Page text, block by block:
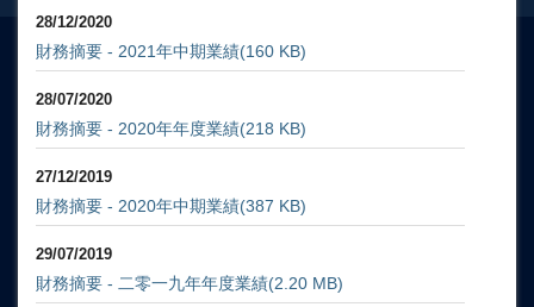
28/12/2020
財務摘要 - 2021年中期業績(160 KB)
28/07/2020
財務摘要 - 2020年年度業績(218 KB)
27/12/2019
財務摘要 - 2020年中期業績(387 KB)
29/07/2019
財務摘要 - 二零一九年年度業績(2.20 MB)